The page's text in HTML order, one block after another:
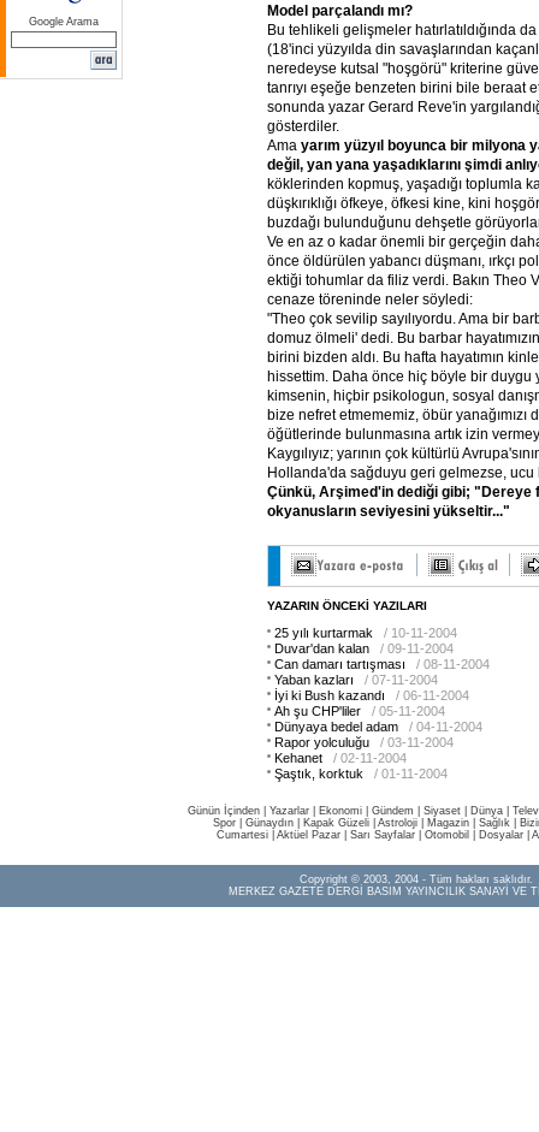
Google Arama
Model parçalandı mı?
Bu tehlikeli gelişmeler hatırlatıldığında
(18'inci yüzyılda din savaşlarından
neredeyse kutsal "hoşgörü" kriterine
tanrıyı eşeğe benzeten birini bile beraat
sonunda yazar Gerard Reve'in
gösterdiler.
Ama yarım yüzyıl boyunca bir milyona
değil, yan yana yaşadıklarını şimdi
köklerinden kopmuş, yaşadığı toplumla
düşkırıklığı öfkeye, öfkesi kine, kini
buzdağı bulunduğunu dehşetle
Ve en az o kadar önemli bir gerçeğin
önce öldürülen yabancı düşmanı, ırkçı
ektiği tohumlar da filiz verdi. Bakın Theo
cenaze töreninde neler söyledi:
"Theo çok sevilip sayılıyordu. Ama bir
domuz ölmeli' dedi. Bu barbar
birini bizden aldı. Bu hafta hayatımın
hissettim. Daha önce hiç böyle bir duygu
kimsenin, hiçbir psikologun, sosyal
bize nefret etmememiz, öbür yanağımızı
öğütlerinde bulunmasına artık izin
Kaygılıyız; yarının çok kültürlü
Hollanda'da sağduyu geri gelmezse,
Çünkü, Arşimed'in dediği gibi; "Dereye
okyanusların seviyesini yükseltir..."
YAZARIN ÖNCEKİ YAZILARI
25 yılı kurtarmak
/ 10-11-2004
Duvar'dan kalan
/ 09-11-2004
Can damarı tartışması
/ 08-11-2004
Yaban kazları
/ 07-11-2004
İyi ki Bush kazandı
/ 06-11-2004
Ah şu CHP'liler
/ 05-11-2004
Dünyaya bedel adam
/ 04-11-2004
Rapor yolculuğu
/ 03-11-2004
Kehanet
/ 02-11-2004
Şaştık, korktuk
/ 01-11-2004
Günün İçinden Yazarlar Ekonomi Gündem Siyaset Dünya |
Spor
Günaydın Kapak Güzeli Astroloji Magazin Sağlık
Cumartesi| Aktüel Pazar| Sarı Sayfalar| Otomobil Dosyalar|
Copyright © 2003, 2004 - Tüm hakları saklıdır.
MERKEZ GAZETE DERGİ BASIM YAYINCILIK SANAYİ VE